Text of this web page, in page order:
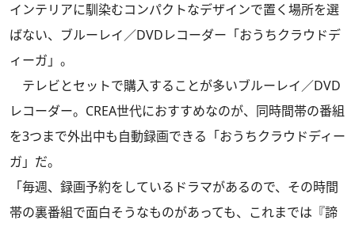
インテリアに馴染むコンパクトなデザインで置く場所を選
ばない、ブルーレイ／DVDレコーダー「おうちクラウドデ
ィーガ」。
テレビとセットで購入することが多いブルーレイ／DVD
レコーダー。CREA世代におすすめなのが、同時間帯の番組
を3つまで外出中も自動録画できる「おうちクラウドディー
ガ」だ。
「毎週、録画予約をしているドラマがあるので、その時間
帯の裏番組で面白そうなものがあっても、これまでは『諦